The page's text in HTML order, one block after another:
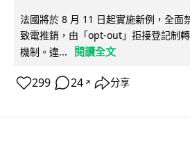
法國將於 8 月 11 日起實施新例，全面
致電推銷，由「opt-out」拒接登記制
機制。違...
閱讀全文
299 24 ↗ 分享